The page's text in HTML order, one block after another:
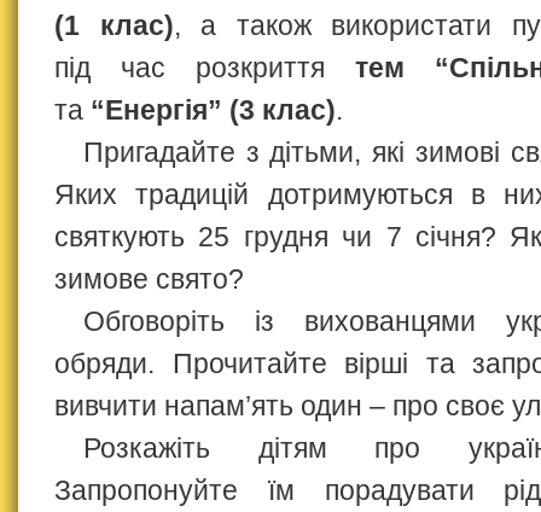
(1 клас), а також використати
під час розкриття тем
та “Енергія” (3 клас).
Пригадайте з дітьми, які зимові
Яких традицій дотримуються в
святкують 25 грудня чи 7 січня?
зимове свято?
Обговоріть із вихованцями
обряди. Прочитайте вірші та
вивчити напам’ять один – про своє
Розкажіть дітям про
Запропонуйте їм порадувати